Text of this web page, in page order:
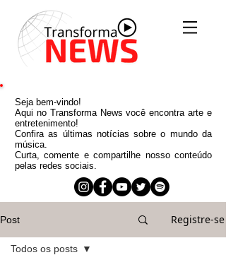
Seja bem-vindo!
Aqui no Transforma News você encontra arte e
entretenimento!
Confira as últimas notícias sobre o mundo da
música.
Curta, comente e compartilhe nosso conteúdo
pelas redes sociais.
Post Registre-se
Todos os posts